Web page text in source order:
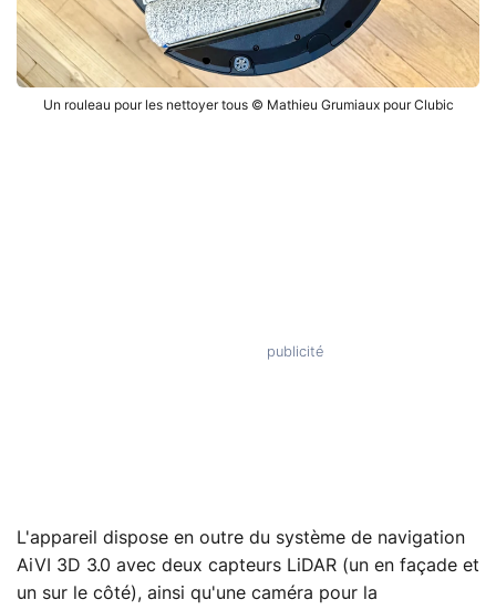
Un rouleau pour les nettoyer tous © Mathieu Grumiaux pour Clubic
L'appareil dispose en outre du système de navigation
AiVI 3D 3.0 avec deux capteurs LiDAR (un en façade et
un sur le côté), ainsi qu'une caméra pour la